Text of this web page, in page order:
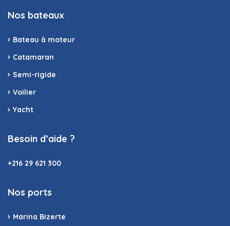
Nos bateaux
Bateau à moteur
Catamaran
Semi-rigide
Voilier
Yacht
Besoin d’aide ?
+216 29 621 300
Nos ports
Marina Bizerte